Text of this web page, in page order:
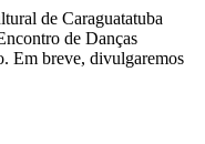
de Caraguatatuba
de Danças
Em breve, divulgaremos